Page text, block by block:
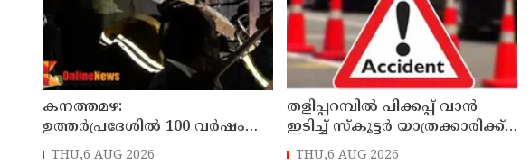
കനത്തമഴ:
ഉത്തര്‍പ്രദേശില്‍ 100 വര്‍ഷം
പഴക്കമുള്ള വീട് തകര്‍ന്ന്
THU,6 AUG 2026
തളിപ്പറമ്പിൽ പിക്കപ്പ് വാൻ
ഇടിച്ച് സ്‌കൂട്ടർ യാത്രക്കാരിക്ക്
പരുക്കേറ്റു: ഡ്രൈവർക്കെതിരെ
THU,6 AUG 2026